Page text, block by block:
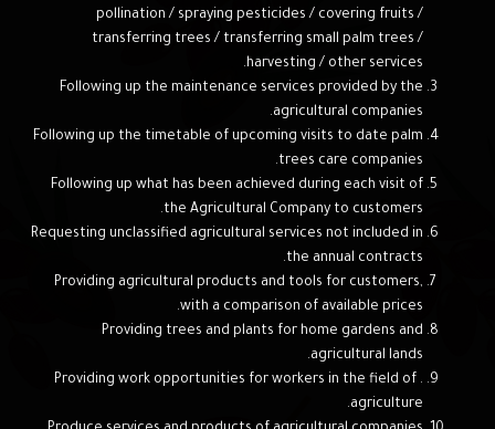
pollination / spraying pesticides / covering fruits /
transferring trees / transferring small palm trees /
harvesting / other services.
Following up the maintenance services provided by the
agricultural companies.
Following up the timetable of upcoming visits to date palm
trees care companies.
Following up what has been achieved during each visit of
the Agricultural Company to customers.
Requesting unclassified agricultural services not included in
the annual contracts.
Providing agricultural products and tools for customers,
with a comparison of available prices.
Providing trees and plants for home gardens and
agricultural lands.
. Providing work opportunities for workers in the field of
agriculture.